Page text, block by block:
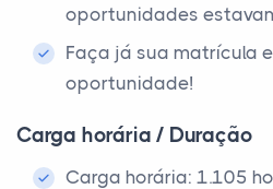
oportunidades
Faça já sua matrícula
oportunidade!
Carga horária / Duração
Carga horária: 1.105